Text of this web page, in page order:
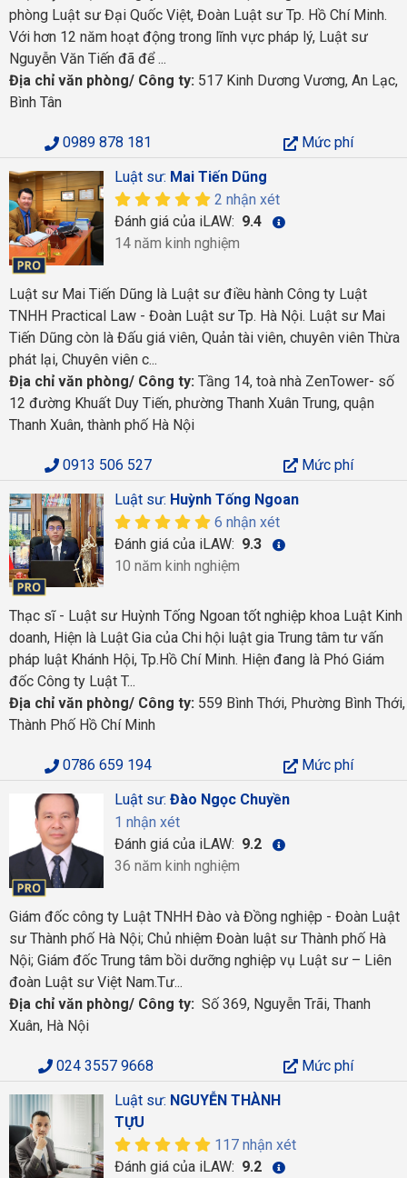
phòng Luật sư Đại Quốc Việt, Đoàn Luật sư Tp. Hồ Chí Minh.
Với hơn 12 năm hoạt động trong lĩnh vực pháp lý, Luật sư
Nguyễn Văn Tiến đã để ...
Địa chỉ văn phòng/ Công ty: 517 Kinh Dương Vương, An Lạc,
Bình Tân
0989 878 181
Mức phí
Luật sư: Mai Tiến Dũng
2 nhận xét
Đánh giá của iLAW: 9.4
14 năm kinh nghiệm
Luật sư Mai Tiến Dũng là Luật sư điều hành Công ty Luật
TNHH Practical Law - Đoàn Luật sư Tp. Hà Nội. Luật sư Mai
Tiến Dũng còn là Đấu giá viên, Quản tài viên, chuyên viên Thừa
phát lại, Chuyên viên c...
Địa chỉ văn phòng/ Công ty: Tầng 14, toà nhà ZenTower- số
12 đường Khuất Duy Tiến, phường Thanh Xuân Trung, quận
Thanh Xuân, thành phố Hà Nội
0913 506 527
Mức phí
Luật sư: Huỳnh Tống Ngoan
6 nhận xét
Đánh giá của iLAW: 9.3
10 năm kinh nghiệm
Thạc sĩ - Luật sư Huỳnh Tống Ngoan tốt nghiệp khoa Luật Kinh
doanh, Hiện là Luật Gia của Chi hội luật gia Trung tâm tư vấn
pháp luật Khánh Hội, Tp.Hồ Chí Minh. Hiện đang là Phó Giám
đốc Công ty Luật T...
Địa chỉ văn phòng/ Công ty: 559 Bình Thới, Phường Bình Thới,
Thành Phố Hồ Chí Minh
0786 659 194
Mức phí
Luật sư: Đào Ngọc Chuyền
1 nhận xét
Đánh giá của iLAW: 9.2
36 năm kinh nghiệm
Giám đốc công ty Luật TNHH Đào và Đồng nghiệp - Đoàn Luật
sư Thành phố Hà Nội; Chủ nhiệm Đoàn luật sư Thành phố Hà
Nội; Giám đốc Trung tâm bồi dưỡng nghiệp vụ Luật sư – Liên
đoàn Luật sư Việt Nam.Tư...
Địa chỉ văn phòng/ Công ty: Số 369, Nguyễn Trãi, Thanh
Xuân, Hà Nội
024 3557 9668
Mức phí
Luật sư: NGUYỄN THÀNH
TỰU
117 nhận xét
Đánh giá của iLAW: 9.2